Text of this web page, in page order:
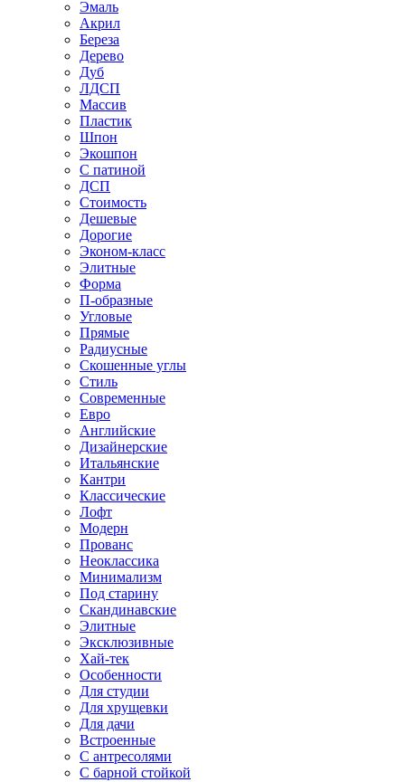
Эмаль
Акрил
Береза
Дерево
Дуб
ЛДСП
Массив
Пластик
Шпон
Экошпон
С патиной
ДСП
Стоимость
Дешевые
Дорогие
Эконом-класс
Элитные
Форма
П-образные
Угловые
Прямые
Радиусные
Скошенные углы
Стиль
Современные
Евро
Английские
Дизайнерские
Итальянские
Кантри
Классические
Лофт
Модерн
Прованс
Неоклассика
Минимализм
Под старину
Скандинавские
Элитные
Эксклюзивные
Хай-тек
Особенности
Для студии
Для хрущевки
Для дачи
Встроенные
С антресолями
С барной стойкой